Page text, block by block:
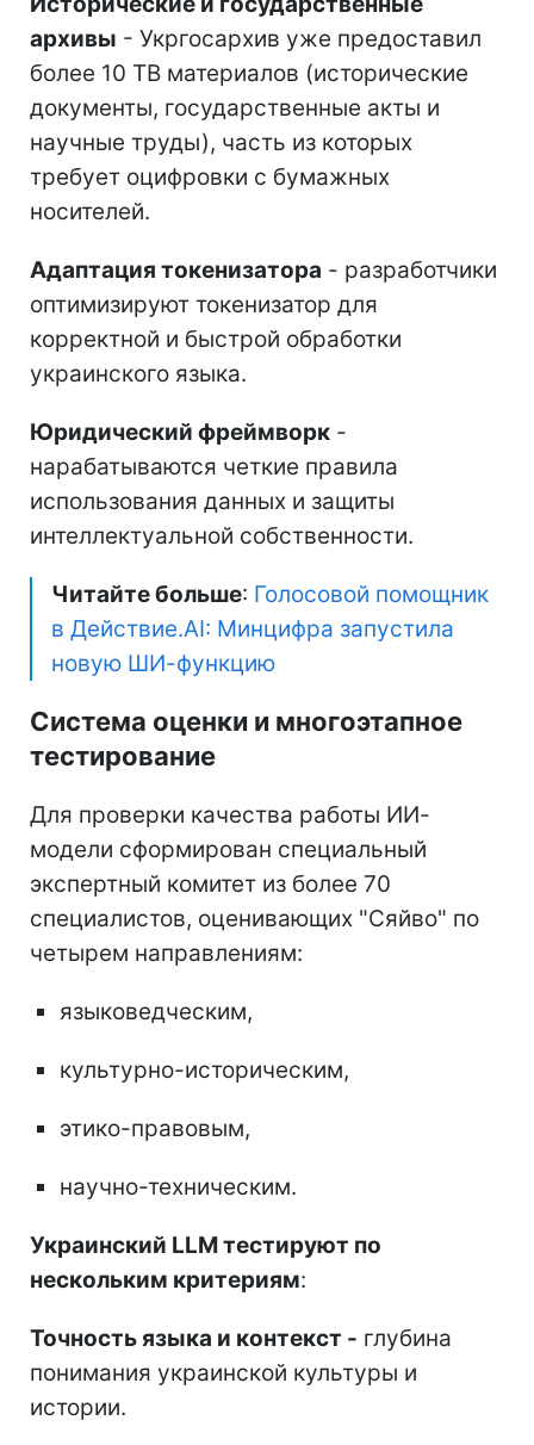
архивы - Укргосархив уже предоставил
более 10 ТВ материалов (исторические
документы, государственные акты и
научные труды), часть из которых
требует оцифровки с бумажных
носителей.
Адаптация токенизатора - разработчики
оптимизируют токенизатор для
корректной и быстрой обработки
украинского языка.
Юридический фреймворк -
нарабатываются четкие правила
использования данных и защиты
интеллектуальной собственности.
Читайте больше: Голосовой помощник
в Действие.AI: Минцифра запустила
новую ШИ-функцию
Система оценки и многоэтапное
тестирование
Для проверки качества работы ИИ-
модели сформирован специальный
экспертный комитет из более 70
специалистов, оценивающих "Сяйво" по
четырем направлениям:
языковедческим,
культурно-историческим,
этико-правовым,
научно-техническим.
Украинский LLM тестируют по
нескольким критериям:
Точность языка и контекст - глубина
понимания украинской культуры и
истории.